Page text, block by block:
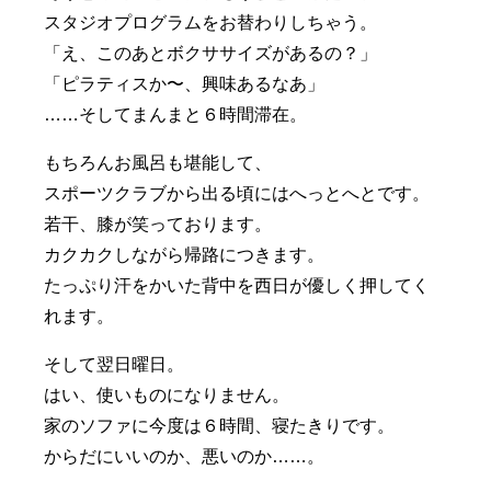
スタジオプログラムをお替わりしちゃう。
「え、このあとボクササイズがあるの？」
「ピラティスか〜、興味あるなあ」
……そしてまんまと６時間滞在。
もちろんお風呂も堪能して、
スポーツクラブから出る頃にはへっとへとです。
若干、膝が笑っております。
カクカクしながら帰路につきます。
たっぷり汗をかいた背中を西日が優しく押してく
れます。
そして翌日曜日。
はい、使いものになりません。
家のソファに今度は６時間、寝たきりです。
からだにいいのか、悪いのか……。